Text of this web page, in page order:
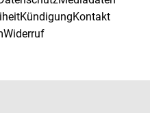
KündigungKontakt
Widerruf